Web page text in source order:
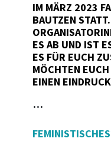
IM MÄRZ 2023
BAUTZEN
ES AB UND IST
ES FÜR EUCH
MÖCHTEN
EINEN
...